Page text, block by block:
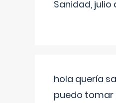
Sanidad, julio
hola quería
puedo